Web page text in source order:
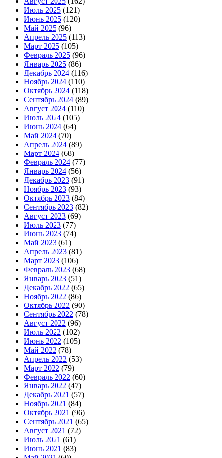
Июль 2025 (121)
Июнь 2025 (120)
Май 2025 (96)
Апрель 2025 (113)
Март 2025 (105)
Февраль 2025 (96)
Январь 2025 (86)
Декабрь 2024 (116)
Ноябрь 2024 (110)
Октябрь 2024 (118)
Сентябрь 2024 (89)
Август 2024 (110)
Июль 2024 (105)
Июнь 2024 (64)
Май 2024 (70)
Апрель 2024 (89)
Март 2024 (68)
Февраль 2024 (77)
Январь 2024 (56)
Декабрь 2023 (91)
Ноябрь 2023 (93)
Октябрь 2023 (84)
Сентябрь 2023 (82)
Август 2023 (69)
Июль 2023 (77)
Июнь 2023 (74)
Май 2023 (61)
Апрель 2023 (81)
Март 2023 (106)
Февраль 2023 (68)
Январь 2023 (51)
Декабрь 2022 (65)
Ноябрь 2022 (86)
Октябрь 2022 (90)
Сентябрь 2022 (78)
Август 2022 (96)
Июль 2022 (102)
Июнь 2022 (105)
Май 2022 (78)
Апрель 2022 (53)
Март 2022 (79)
Февраль 2022 (60)
Январь 2022 (47)
Декабрь 2021 (57)
Ноябрь 2021 (84)
Октябрь 2021 (96)
Сентябрь 2021 (65)
Август 2021 (72)
Июль 2021 (61)
Июнь 2021 (83)